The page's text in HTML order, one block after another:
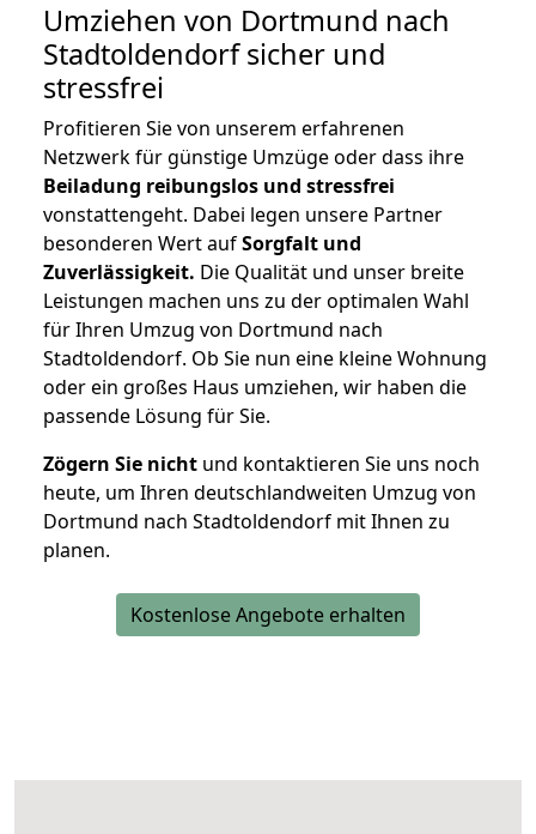
Umziehen von Dortmund nach
Stadtoldendorfsicher und
stressfrei
Profitieren Sie von unserem erfahrenen
Netzwerk für günstige Umzüge oder dass ihre
Beiladung reibungslos und stressfrei
vonstattengeht. Dabei legen unsere Partner
besonderen Wert aufSorgfalt und
Zuverlässigkeit. Die Qualität und unser breite
Leistungen machen uns zu der optimalen Wahl
für Ihren Umzug von Dortmund nach
Stadtoldendorf. Ob Sie nun eine kleine Wohnung
oder ein großes Haus umziehen, wir haben die
passende Lösung für Sie.
Zögern Sie nicht und kontaktieren Sie uns noch
heute, um Ihren deutschlandweiten Umzug von
Dortmund nach Stadtoldendorf mit Ihnen zu
planen.
Kostenlose Angebote erhalten